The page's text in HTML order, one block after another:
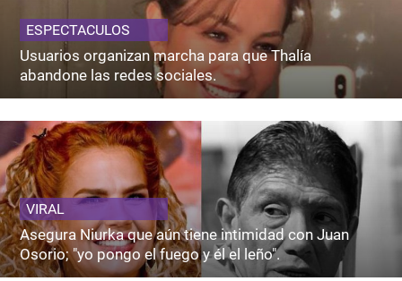
ESPECTACULOS
Usuarios organizan marcha para que Thalía
abandone las redes sociales.
VIRAL
Asegura Niurka que aún tiene intimidad con Juan
Osorio; "yo pongo el fuego y él el leño".